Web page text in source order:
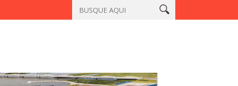
Aracatiaçu, Sobral Vigilante é morto a tiros em laboratório no